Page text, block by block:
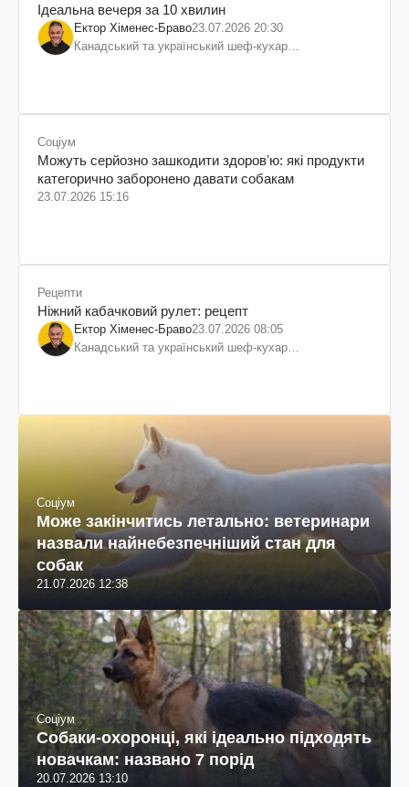
Ідеальна вечеря за 10 хвилин
Ектор Хіменес-Браво23.07.2026 20:30
Канадський та український шеф-кухар
Соціум
Можуть серйозно зашкодити здоровʼю: які продукти
категорично заборонено давати собакам
23.07.2026 15:16
Рецепти
Ніжний кабачковий рулет: рецепт
Ектор Хіменес-Браво23.07.2026 08:05
Канадський та український шеф-кухар
Соціум
Може закінчитись летально: ветеринари
назвали найнебезпечніший стан для
собак
21.07.2026 12:38
Соціум
Собаки-охоронці, які ідеально підходять
новачкам: названо 7 порід
20.07.2026 13:10